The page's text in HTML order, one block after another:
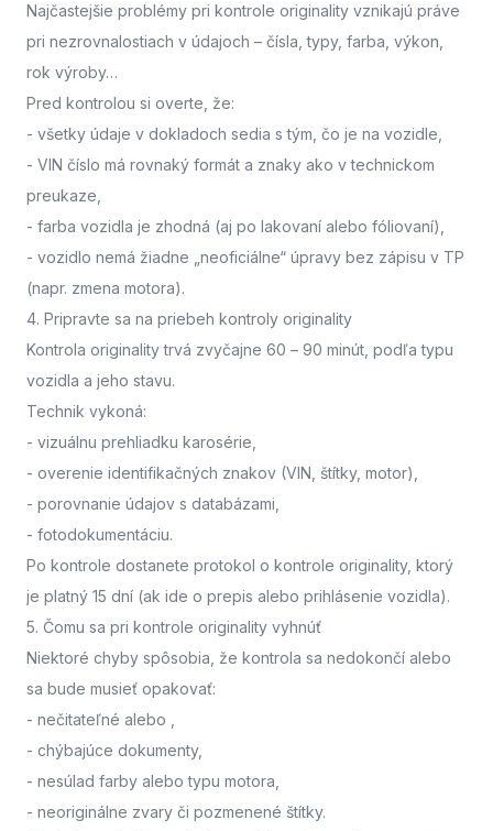
Najčastejšie problémy pri kontrole originality vznikajú práve
pri nezrovnalostiach v údajoch – čísla, typy, farba, výkon,
rok výroby…
Pred kontrolou si overte, že:
- všetky údaje v dokladoch sedia s tým, čo je na vozidle,
- VIN číslo má rovnaký formát a znaky ako v technickom
preukaze,
- farba vozidla je zhodná (aj po lakovaní alebo fóliovaní),
- vozidlo nemá žiadne „neoficiálne“ úpravy bez zápisu v TP
(napr. zmena motora).
4. Pripravte sa na priebeh kontroly originality
Kontrola originality trvá zvyčajne 60 – 90 minút , podľa typu
vozidla a jeho stavu.
Technik vykoná:
- vizuálnu prehliadku karosérie,
- overenie identifikačných znakov (VIN, štítky, motor),
- porovnanie údajov s databázami,
- fotodokumentáciu.
Po kontrole dostanete protokol o kontrole originality, ktorý
je platný 15 dní (ak ide o prepis alebo prihlásenie vozidla).
5. Čomu sa pri kontrole originality vyhnúť
Niektoré chyby spôsobia, že kontrola sa nedokončí alebo
sa bude musieť opakovať:
- nečitateľné alebo
- chýbajúce dokumenty,
- nesúlad farby alebo typu motora,
- neoriginálne zvary či pozmenené štítky.